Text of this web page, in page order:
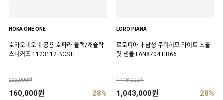
HOKA ONE ONE
호카오네오네 공용 호파라 블랙/캐슬락
스니커즈 1123112 BCSTL
222,000원
160,000원 28%
LORO PIANA
로로피아나 남성 쿠미히모 라이트 초콜
릿 샌들 FAN8704 HB66
1,448,000원
1,043,000원 28%